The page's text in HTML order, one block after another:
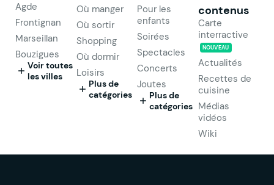
Agde
Frontignan
Marseillan
Bouzigues
Voir toutes
les villes
Où manger
Où sortir
Shopping
Où dormir
Loisirs
Plus de
catégories
Pour les
enfants
Soirées
Spectacles
Concerts
Joutes
Plus de
catégories
contenus
Carte
interractive
NOUVEAU
Actualités
Recettes de
cuisine
Médias
vidéos
Wiki